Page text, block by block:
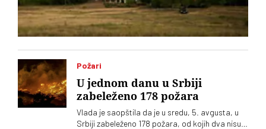
Požari
U jednom danu u Srbiji
zabeleženo 178 požara
Vlada je saopštila da je u sredu, 5. avgusta, u
Srbiji zabeleženo 178 požara, od kojih dva nisu